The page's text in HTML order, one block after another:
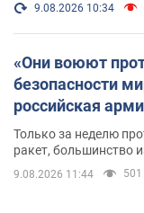
9.08.2026 10:34
«Они воюют
безопасности
российская
Одессе
Только за неделю
ракет, большинство
9.08.2026 11:44 501